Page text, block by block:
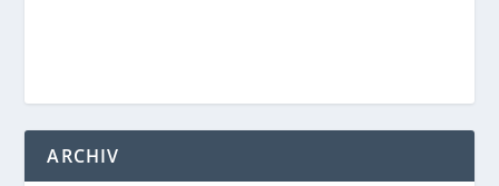
ARCHIV